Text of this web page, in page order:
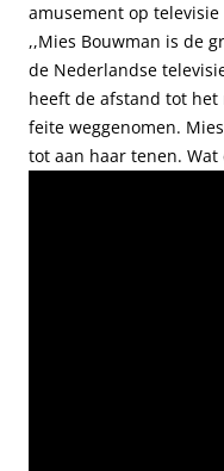
amusement op
,,Mies Bouwman is de
de Nederlandse
heeft de afstand tot
feite weggenomen.
tot aan haar tenen. Wat